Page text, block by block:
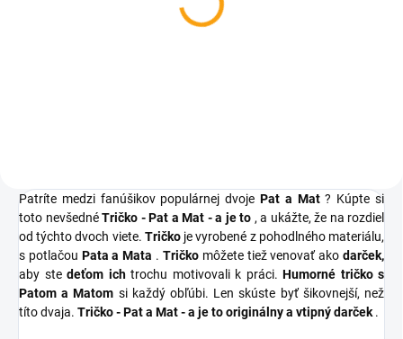
Patríte medzi fanúšikov populárnej dvoje Pat a Mat? Kúpte si
toto nevšednéTričko - Pat a Mat - a je to , a ukážte, že na rozdiel
od týchto dvoch viete. Tričkoje vyrobené z pohodlného materiálu,
s potlačou Pata a Mata . Tričkomôžete tiež venovať akodarček,
aby ste deťom ichtrochu motivovali k práci. Humorné tričko s
Patom a Matom si každý obľúbi. Len skúste byť šikovnejší, než
títo dvaja. Tričko - Pat a Mat - a je tooriginálny a vtipný darček .